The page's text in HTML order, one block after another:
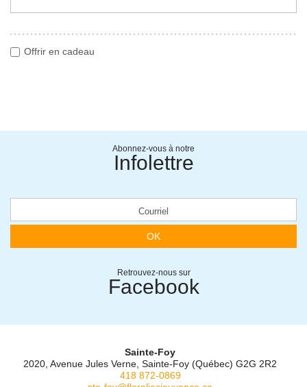
Offrir en cadeau
Abonnez-vous à notre
Infolettre
OK
Retrouvez-nous sur
Facebook
Sainte-Foy
2020, Avenue Jules Verne, Sainte-Foy (Québec) G2G 2R2
418 872-0869